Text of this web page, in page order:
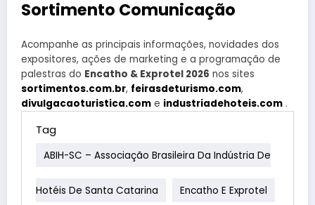
Sortimento Comunicação
Acompanhe as principais informações, novidades dos
expositores, ações de marketing e a programação de
palestras do Encatho & Exprotel 2026 nos sites
sortimentos.com.br, feirasdeturismo.com,
divulgacaoturistica.com e industriadehoteis.com .
Tag
ABIH-SC – Associação Brasileira Da Indústria De
Hotéis De Santa Catarina Encatho E Exprotel